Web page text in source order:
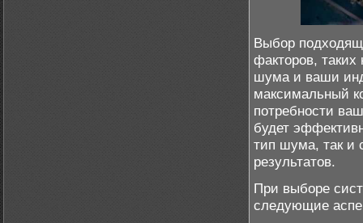
Выбор
факторов,
шума и ваши
максимальный
потребности
будет
тип шума, так и
результатов.
При выборе
следующие